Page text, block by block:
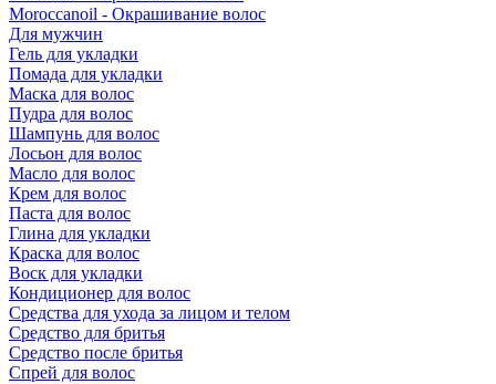
Moroccanoil - Окрашивание волос
Для мужчин
Гель для укладки
Помада для укладки
Маска для волос
Пудра для волос
Шампунь для волос
Лосьон для волос
Масло для волос
Крем для волос
Паста для волос
Глина для укладки
Краска для волос
Воск для укладки
Кондиционер для волос
Средства для ухода за лицом и телом
Средство для бритья
Средство после бритья
Спрей для волос